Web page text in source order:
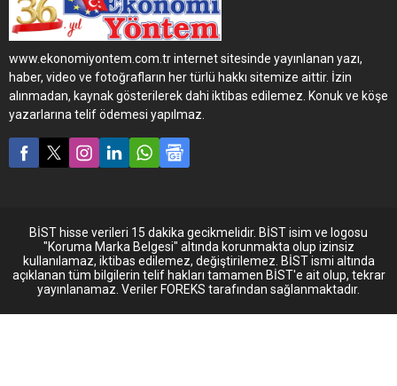
Keskinoğlu’nun 650 araçtan
oluşan filosu,
Brisa’nınTürkiye genelinde
hizmet veren filo yol yardım
hizmeti Filofix’ten de
yararlanıyor.
www.ekonomiyontem.com.tr internet sitesinde yayınlanan yazı,
haber, video ve fotoğrafların her türlü hakkı sitemize aittir. İzin
alınmadan, kaynak gösterilerek dahi iktibas edilemez. Konuk ve köşe
yazarlarına telif ödemesi yapılmaz.
BİST hisse verileri 15 dakika gecikmelidir. BİST isim ve logosu
"Koruma Marka Belgesi" altında korunmakta olup izinsiz
kullanılamaz, iktibas edilemez, değiştirilemez. BİST ismi altında
açıklanan tüm bilgilerin telif hakları tamamen BİST'e ait olup, tekrar
yayınlanamaz. Veriler FOREKS tarafından sağlanmaktadır.